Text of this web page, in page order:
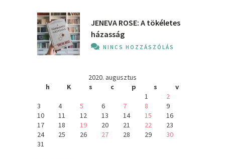
JENEVA ROSE: A ​tökéletes
házasság
NINCS HOZZÁSZÓLÁS
2020. augusztus
h
K s c p s
v
1
2
3
4 5 6 7 8
9
10
11 12 13 14 15
16
17
18 19 20 21 22
23
24
25 26 27 28 29
30
31